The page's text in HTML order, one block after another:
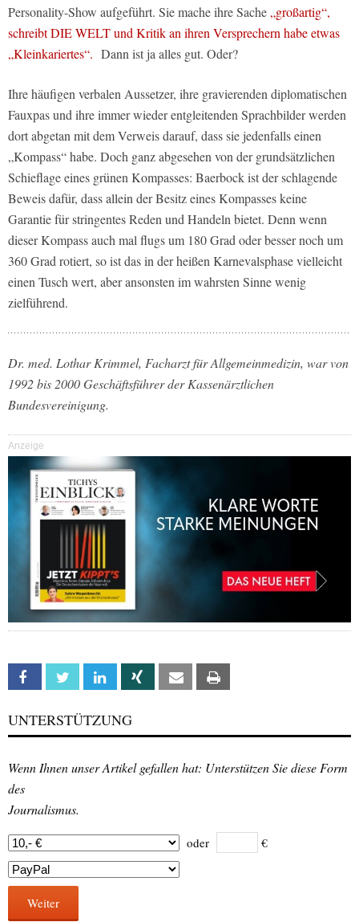
Personality-Show aufgeführt. Sie mache ihre Sache „großartig“,
schreibt DIE WELT und Kritik an ihren Versprechern habe etwas
„Kleinkariertes“. Dann ist ja alles gut. Oder?
Ihre häufigen verbalen Aussetzer, ihre gravierenden diplomatischen
Fauxpas und ihre immer wieder entgleitenden Sprachbilder werden
dort abgetan mit dem Verweis darauf, dass sie jedenfalls einen
„Kompass“ habe. Doch ganz abgesehen von der grundsätzlichen
Schieflage eines grünen Kompasses: Baerbock ist der schlagende
Beweis dafür, dass allein der Besitz eines Kompasses keine
Garantie für stringentes Reden und Handeln bietet. Denn wenn
dieser Kompass auch mal flugs um 180 Grad oder besser noch um
360 Grad rotiert, so ist das in der heißen Karnevalsphase vielleicht
einen Tusch wert, aber ansonsten im wahrsten Sinne wenig
zielführend.
Dr. med. Lothar Krimmel, Facharzt für Allgemeinmedizin, war von
1992 bis 2000 Geschäftsführer der Kassenärztlichen
Bundesvereinigung.
Anzeige
Facebook Twitter Linkedin Xing Email
UNTERSTÜTZUNG
Wenn Ihnen unser Artikel gefallen hat: Unterstützen Sie diese Form
des
Journalismus.
oder €
Weiter